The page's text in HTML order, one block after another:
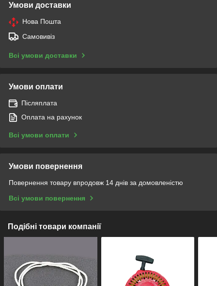
Умови доставки
Нова Пошта
Самовивіз
Всі умови доставки
Умови оплати
Післяплата
Оплата на рахунок
Всі умови оплати
Умови повернення
Повернення товару впродовж 14 днів за домовленістю
Всі умови повернення
Подібні товари компанії